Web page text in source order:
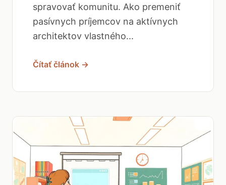
spravovať komunitu. Ako premeniť
pasívnych príjemcov na aktívnych
architektov vlastného...
Čítať článok →